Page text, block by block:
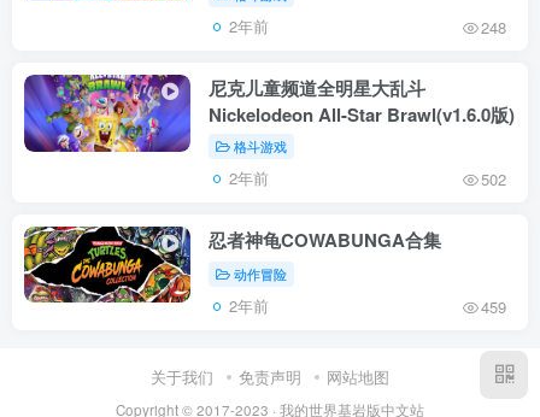
2年前 248
尼克儿童频道全明星大乱斗
Nickelodeon All-Star Brawl(v1.6.0版)
格斗游戏
2年前 502
忍者神龟COWABUNGA合集
动作冒险
2年前 459
关于我们 免责声明 网站地图
Copyright © 2017-2023 · 我的世界基岩版中文站